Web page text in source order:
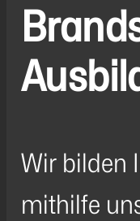
Wir bilden
mithilfe